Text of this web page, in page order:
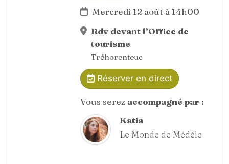
Mercredi 12 août à 14h00
Rdv devant l’Office de
tourisme
Tréhorenteuc
Réserver en direct
Vous serez accompagné par :
Katia
Le Monde de Médèle